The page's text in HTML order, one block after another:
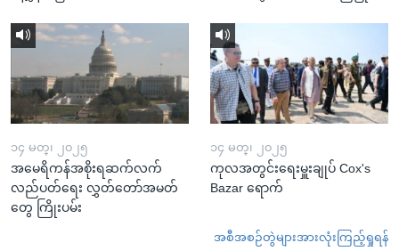
၁၄ မတ္၊ ၂၀၂၅
အမေရိကန်အစိုးရဆက်လက်
လည်ပတ်ရေး လွှတ်တော်အမတ်
တွေ ကြိုးပမ်း
၁၄ မတ္၊ ၂၀၂၅
ကုလအတွင်းရေးမှူးချုပ် Cox's
Bazar ရောက်
အစီအစဉ်တွဲများအားလုံးကြည့်ရှုရန်